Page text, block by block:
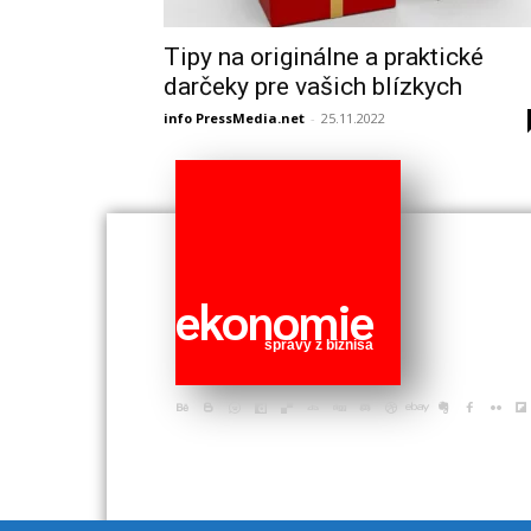
Tipy na originálne a praktické
darčeky pre vašich blízkych
info PressMedia.net - 25.11.2022
ekonomie
správy z biznisa